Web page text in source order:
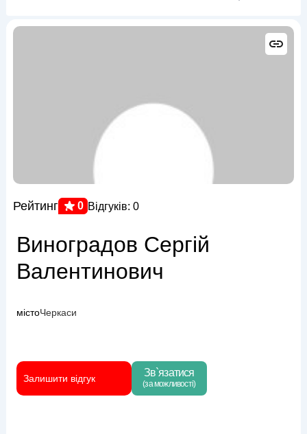
Рейтинг 0 Відгуків: 0
Виноградов Сергій
Валентинович
містоЧеркаси
Залишити відгук Зв`язатися
(за можливості)